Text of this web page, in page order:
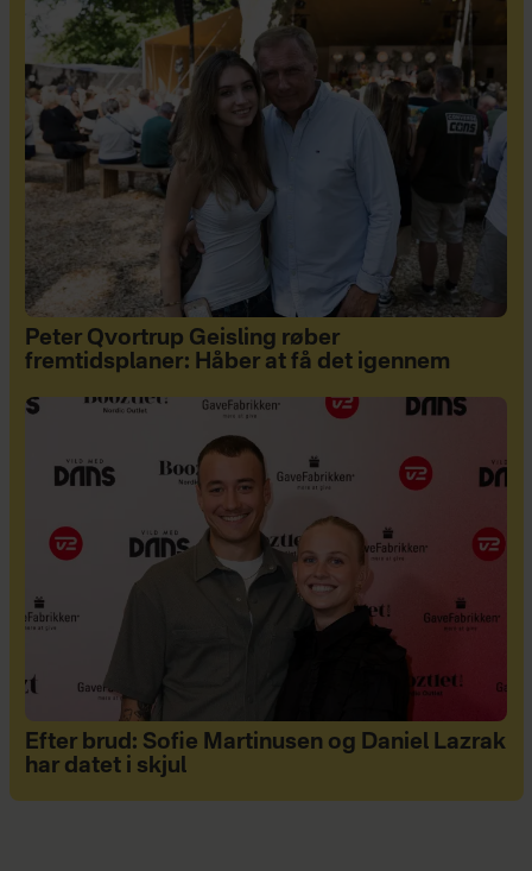
Peter Qvortrup Geisling røber
fremtidsplaner: Håber at få det igennem
Efter brud: Sofie Martinusen og Daniel Lazrak
har datet i skjul